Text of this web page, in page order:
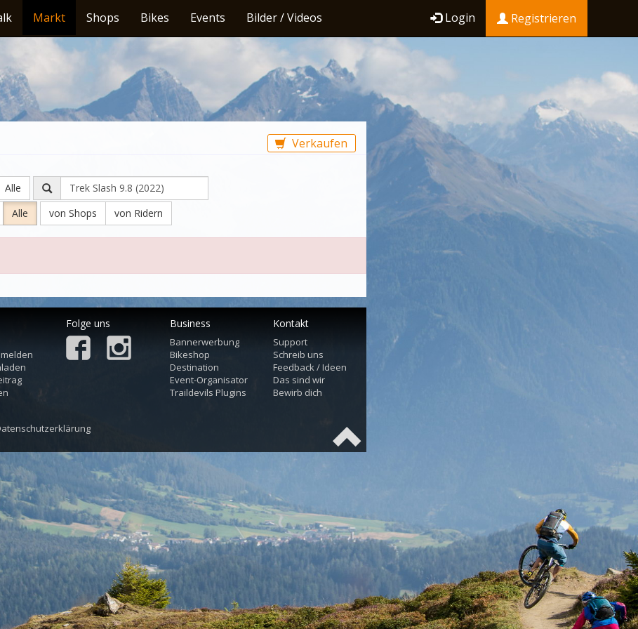
Markt Shops Bikes Events Bilder / Videos Login Registrieren
Verkaufen
Alle
Alle von Shops von Ridern
Folge uns Business
Bannerwerbung
Bikeshop
Destination
Event-Organisator
Traildevils Plugins
Kontakt
Support
Schreib uns
Feedback / Ideen
Das sind wir
Bewirb dich